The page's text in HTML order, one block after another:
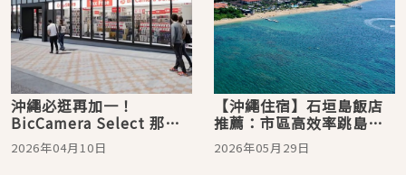
沖繩必逛再加一！
BicCamera Select 那霸
國際通店將於 4 月 23 日
（四）盛大開幕！
2026年04月10日
【沖繩住宿】石垣島飯店
推薦：市區高效率跳島基
地 vs. 西海岸絕美海濱渡
假村
2026年05月29日